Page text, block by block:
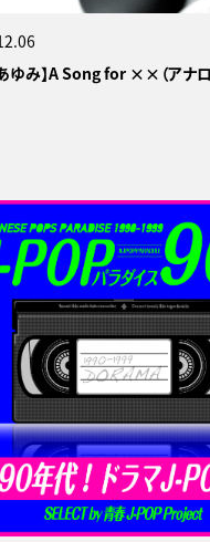
ゆみ】A Song for ××（アナ